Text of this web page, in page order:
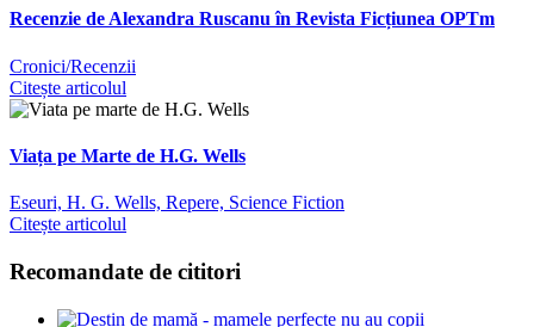
Recenzie de Alexandra Ruscanu în Revista Ficțiunea OPTm
Cronici/Recenzii
Citește articolul
Viața pe Marte de H.G. Wells
Eseuri, H. G. Wells, Repere, Science Fiction
Citește articolul
Recomandate de cititori